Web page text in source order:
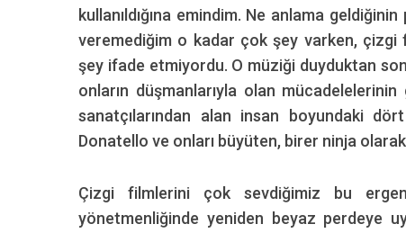
kullanıldığına emindim. Ne anlama
veremediğim o kadar çok şey varken, çizgi
şey ifade etmiyordu. O müziği duyduktan
onların düşmanlarıyla olan
sanatçılarından alan insan boyundaki
Donatello ve onları büyüten, birer ninja
Çizgi filmlerini çok sevdiğimiz bu
yönetmenliğinde yeniden beyaz perdeye